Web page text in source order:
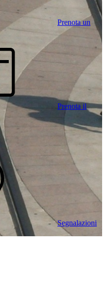
Prenota un
Prenota il
Segnalazioni